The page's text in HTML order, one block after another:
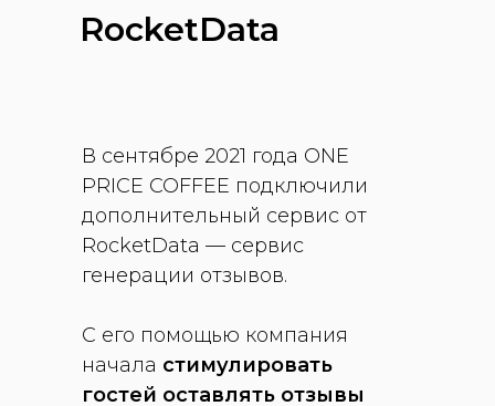
RocketData
В сентябре 2021 года ONE
PRICE COFFEE подключили
дополнительный сервис от
RocketData — сервис
генерации отзывов.
С его помощью компания
начала стимулировать
гостей оставлять отзывы